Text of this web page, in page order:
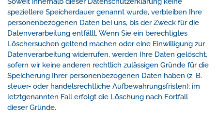
speziellere Speicherdauer genannt wurde, verbleiben Ihre
personenbezogenen Daten bei uns, bis der Zweck für die
Datenverarbeitung entfällt. Wenn Sie ein berechtigtes
Löschersuchen geltend machen oder eine Einwilligung zur
Datenverarbeitung widerrufen, werden Ihre Daten gelöscht,
sofern wir keine anderen rechtlich zulässigen Gründe für die
Speicherung Ihrer personenbezogenen Daten haben (z. B.
steuer- oder handelsrechtliche Aufbewahrungsfristen); im
letztgenannten Fall erfolgt die Löschung nach Fortfall
dieser Gründe.